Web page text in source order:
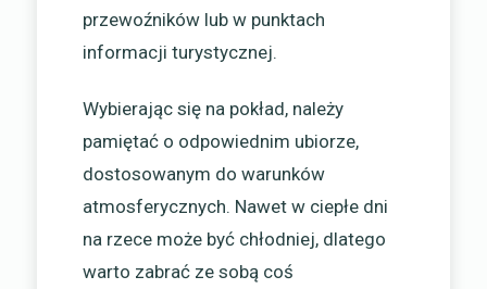
przewoźników lub w punktach
informacji turystycznej.
Wybierając się na pokład, należy
pamiętać o odpowiednim ubiorze,
dostosowanym do warunków
atmosferycznych. Nawet w ciepłe dni
na rzece może być chłodniej, dlatego
warto zabrać ze sobą coś